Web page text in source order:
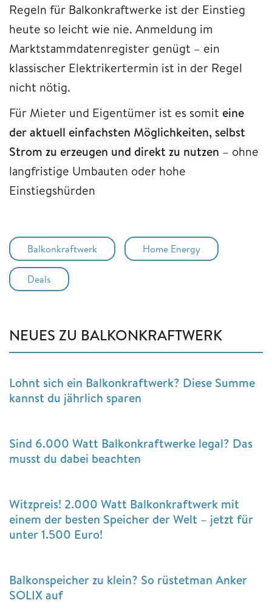
Regeln für Balkonkraftwerke ist der Einstieg
heute so leicht wie nie. Anmeldung im
Marktstammdatenregister genügt – ein
klassischer Elektrikertermin ist in der Regel
nicht nötig.
Für Mieter und Eigentümer ist es somit eine
der aktuell einfachsten Möglichkeiten, selbst
Strom zu erzeugen und direkt zu nutzen – ohne
langfristige Umbauten oder hohe
Einstiegshürden
Balkonkraftwerk Home Energy
Deals
NEUES ZU BALKONKRAFTWERK
Lohnt sich ein Balkonkraftwerk? Diese Summe
kannst du jährlich sparen
Sind 6.000 Watt Balkonkraftwerke legal? Das
musst du dabei beachten
Witzpreis! 2.000 Watt Balkonkraftwerk mit
einem der besten Speicher der Welt – jetzt für
unter 1.500 Euro!
Balkonspeicher zu klein? So rüstetman Anker
SOLIX auf